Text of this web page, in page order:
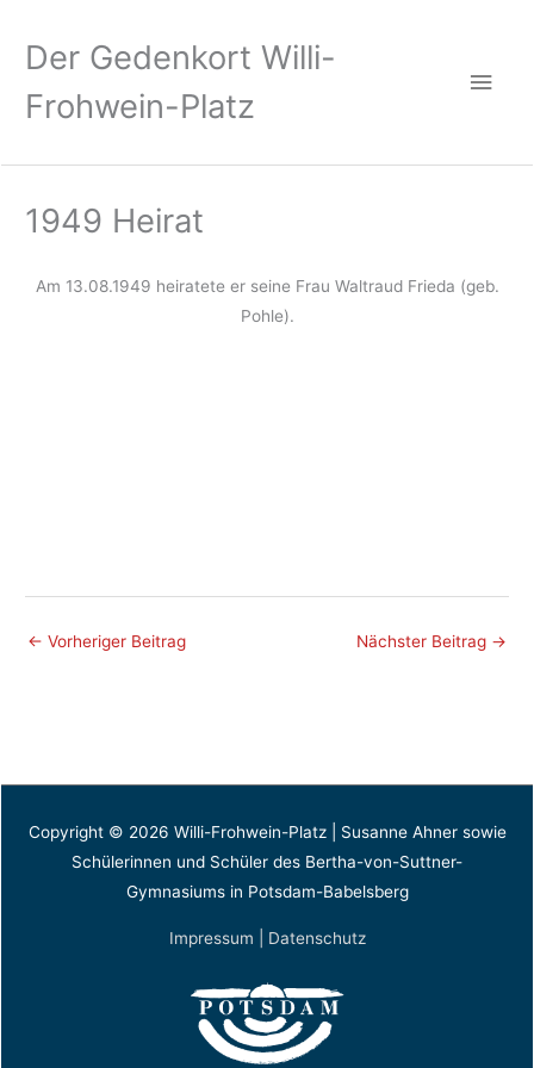
Inhalt
springen
Der Gedenkort Willi-
Frohwein-Platz
1949 Heirat
Am 13.08.1949 heiratete er seine Frau Waltraud Frieda (geb.
Pohle).
← Vorheriger Beitrag Nächster Beitrag →
Copyright © 2026 Willi-Frohwein-Platz| Susanne Ahner sowie
Schülerinnen und Schüler des Bertha-von-Suttner-
Gymnasiums in Potsdam-Babelsberg
Impressum | Datenschutz